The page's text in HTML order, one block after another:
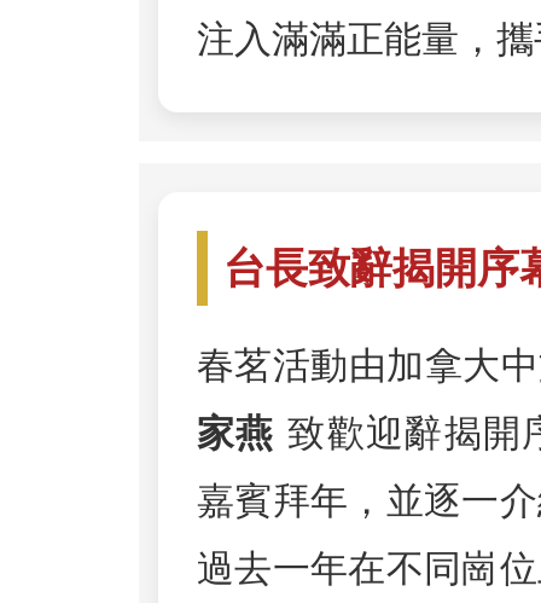
注入滿滿正能量，
台長致辭揭開序
春茗活動由加拿大
家燕 致歡迎辭揭開
嘉賓拜年，並逐一
過去一年在不同崗